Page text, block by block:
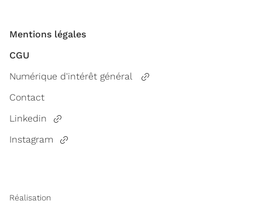
Mentions légales
CGU
Numérique d'intérêt général
Contact
Linkedin
Instagram
Réalisation